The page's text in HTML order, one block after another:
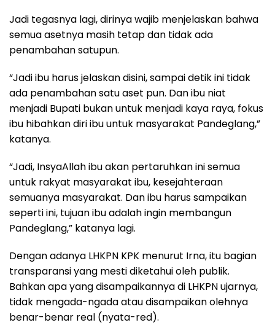
Jadi tegasnya lagi, dirinya wajib menjelaskan bahwa
semua asetnya masih tetap dan tidak ada
penambahan satupun.
“Jadi ibu harus jelaskan disini, sampai detik ini tidak
ada penambahan satu aset pun. Dan ibu niat
menjadi Bupati bukan untuk menjadi kaya raya, fokus
ibu hibahkan diri ibu untuk masyarakat Pandeglang,”
katanya.
“Jadi, InsyaAllah ibu akan pertaruhkan ini semua
untuk rakyat masyarakat ibu, kesejahteraan
semuanya masyarakat. Dan ibu harus sampaikan
seperti ini, tujuan ibu adalah ingin membangun
Pandeglang,” katanya lagi.
Dengan adanya LHKPN KPK menurut Irna, itu bagian
transparansi yang mesti diketahui oleh publik.
Bahkan apa yang disampaikannya di LHKPN ujarnya,
tidak mengada-ngada atau disampaikan olehnya
benar-benar real (nyata-red).